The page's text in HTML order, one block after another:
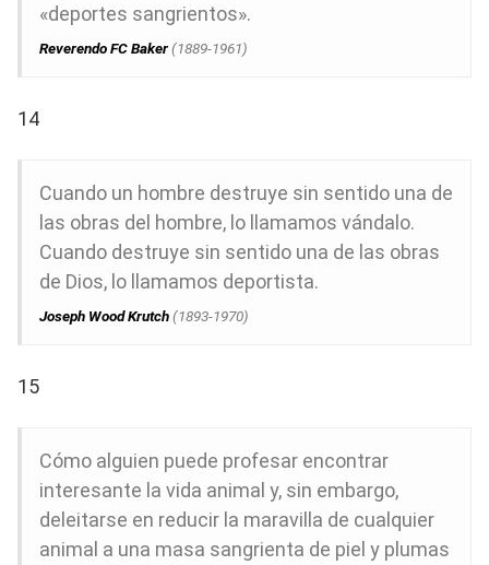
«deportes sangrientos».
Reverendo FC Baker(1889-1961)
14
Cuando un hombre destruye sin sentido una de
las obras del hombre, lo llamamos vándalo.
Cuando destruye sin sentido una de las obras
de Dios, lo llamamos deportista.
Joseph Wood Krutch(1893-1970)
15
Cómo alguien puede profesar encontrar
interesante la vida animal y, sin embargo,
deleitarse en reducir la maravilla de cualquier
animal a una masa sangrienta de piel y plumas